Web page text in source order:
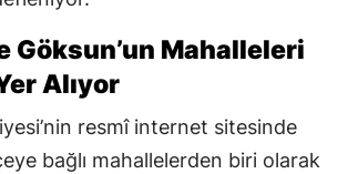
Göksun’un Mahalleleri
Alıyor
resmî internet sitesinde
bağlı mahallelerden biri olarak